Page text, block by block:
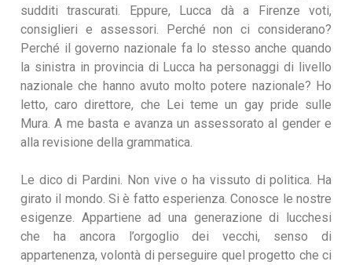
sudditi trascurati. Eppure, Lucca dà a Firenze voti,
consiglieri e assessori. Perché non ci considerano?
Perché il governo nazionale fa lo stesso anche quando
la sinistra in provincia di Lucca ha personaggi di livello
nazionale che hanno avuto molto potere nazionale? Ho
letto, caro direttore, che Lei teme un gay pride sulle
Mura. A me basta e avanza un assessorato al gender e
alla revisione della grammatica.
Le dico di Pardini. Non vive o ha vissuto di politica. Ha
girato il mondo. Si è fatto esperienza. Conosce le nostre
esigenze. Appartiene ad una generazione di lucchesi
che ha ancora l’orgoglio dei vecchi, senso di
appartenenza, volontà di perseguire quel progetto che ci